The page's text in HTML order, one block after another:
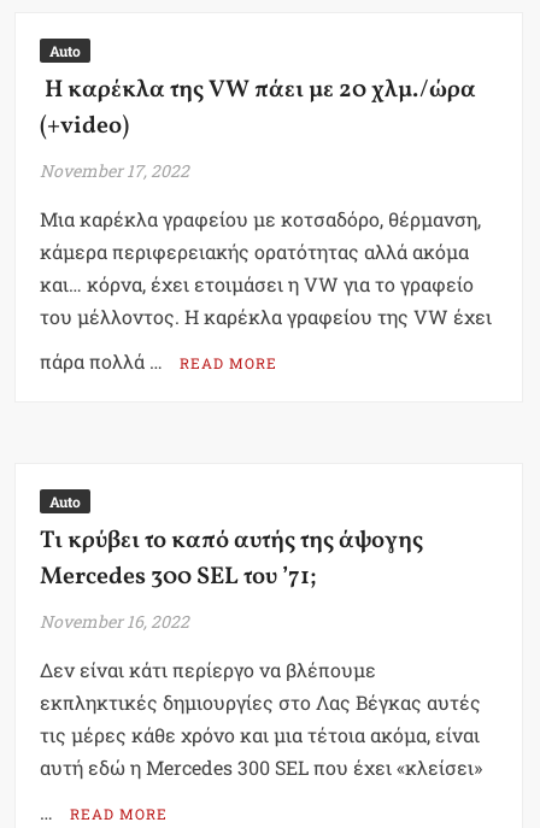
Auto
Η καρέκλα της VW πάει με 20 χλμ./ώρα
(+video)
November 17, 2022
Μια καρέκλα γραφείου με κοτσαδόρο, θέρμανση,
κάμερα περιφερειακής ορατότητας αλλά ακόμα
και… κόρνα, έχει ετοιμάσει η VW για το γραφείο
του μέλλοντος. Η καρέκλα γραφείου της VW έχει
πάρα πολλά …
READ MORE
Auto
Τι κρύβει το καπό αυτής της άψογης
Mercedes 300 SEL του ’71;
November 16, 2022
Δεν είναι κάτι περίεργο να βλέπουμε
εκπληκτικές δημιουργίες στο Λας Βέγκας αυτές
τις μέρες κάθε χρόνο και μια τέτοια ακόμα, είναι
αυτή εδώ η Mercedes 300 SEL που έχει «κλείσει»
…
READ MORE